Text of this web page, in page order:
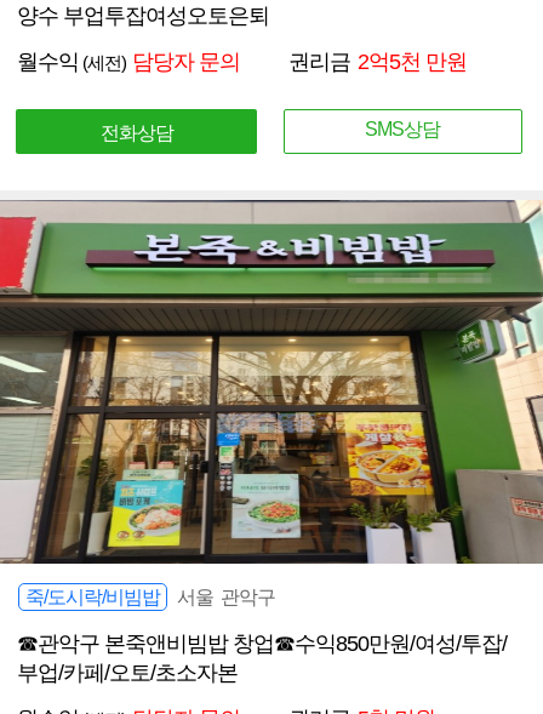
양수 부업투잡여성오토은퇴
월수익 (세전) 담당자 문의 권리금 2억5천 만원
전화상담 SMS상담
죽/도시락/비빔밥 서울 관악구
☎관악구 본죽앤비빔밥 창업☎수익850만원/여성/투잡/
부업/카페/오토/초소자본